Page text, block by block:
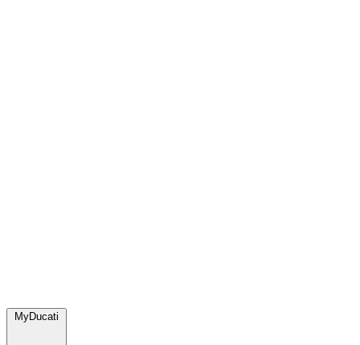
MyDucati